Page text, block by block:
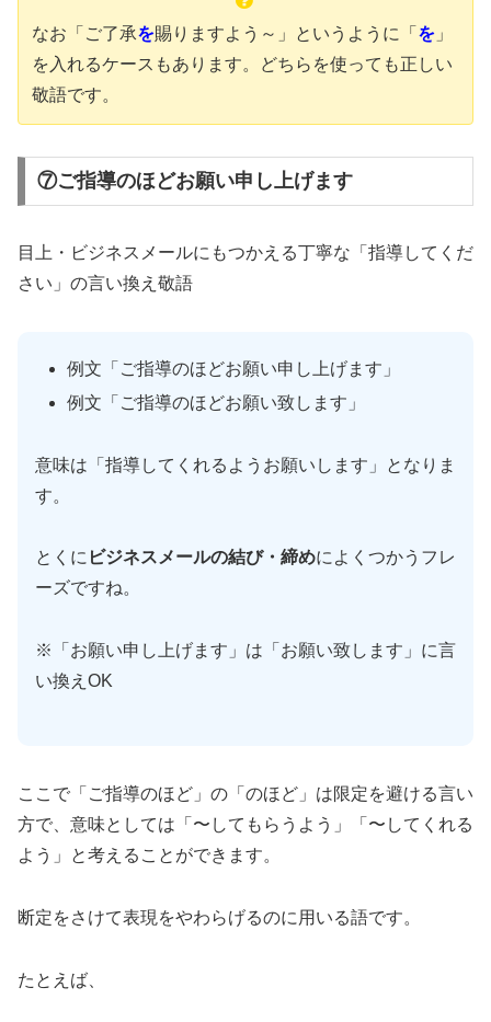
なお「ご了承を賜りますよう～」というように「 を 」
を入れるケースもあります。どちらを使っても正しい
敬語です。
⑦ご指導のほどお願い申し上げます
目上・ビジネスメールにもつかえる丁寧な「指導してくだ
さい」の言い換え敬語
例文「ご指導のほどお願い申し上げます」
例文「ご指導のほどお願い致します」
意味は「指導してくれるようお願いします」となりま
す。
とくに ビジネスメールの結び・締めによくつかうフレ
ーズですね。
※「お願い申し上げます」は「お願い致します」に言
い換えOK
ここで「ご指導のほど」の「のほど」は限定を避ける言い
方で、意味としては「〜してもらうよう」「〜してくれる
よう」と考えることができます。
断定をさけて表現をやわらげるのに用いる語です。
たとえば、